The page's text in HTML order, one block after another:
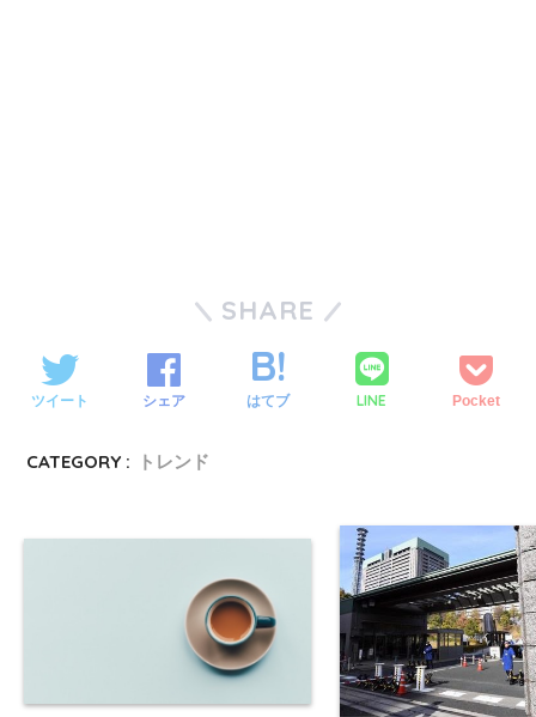
SHARE
ツイート シェア はてブ LINE Pocket
CATEGORY : トレンド